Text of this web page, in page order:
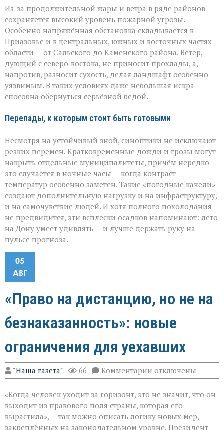
Из-за продолжительной жары и ветра в ряде районов
сохраняется высокий уровень пожарной угрозы.
Особенно напряжённая обстановка складывается в
Приазовье и в центральных, южных и восточных частях
области — от Сальского до Каменского района. Ветер,
дующий с северо‑востока, не приносит прохлады, а,
напротив, разносит сухость, делая ландшафт особенно
уязвимым. В таких условиях даже небольшая искра
способна обернуться серьёзной бедой.
Перепады, к которым стоит быть готовыми
Несмотря на устойчивый зной, синоптики не исключают
резких перемен. Кратковременные дожди и грозы могут
накрыть отдельные муниципалитеты, причём нередко
это случается в ночные часы — когда контраст
температур особенно заметен. Такие «погодные качели»
создают дополнительную нагрузку и на инфраструктуру,
и на самочувствие людей. И хотя полного похолодания
не предвидится, эти всплески осадков напоминают: лето
на Дону умеет удивлять — и лучше держать руку на
пульсе прогноза.
05
АВГ
«Право на дистанцию, но не на
безнаказанность»: новые
ограничения для уехавших
"Наша газета" 66 Комментарии к
записи
на
дистанцию,
но
не
отключены
«Когда человек уходит за горизонт, это не значит, что он
выходит из правового поля страны, которая его
вырастила», — так можно описать логику новых мер,
закреплённых на законодательном уровне. Президент